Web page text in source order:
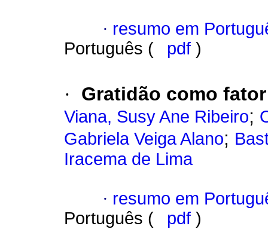
· resumo em
Português (
pdf )
· Gratidão como
Viana, Susy Ane Ribeiro;
Gabriela Veiga Alano;
Iracema de Lima
· resumo em
Português (
pdf )